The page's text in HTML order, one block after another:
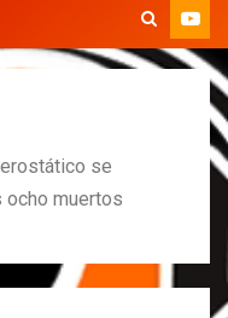
se
ocho muertos